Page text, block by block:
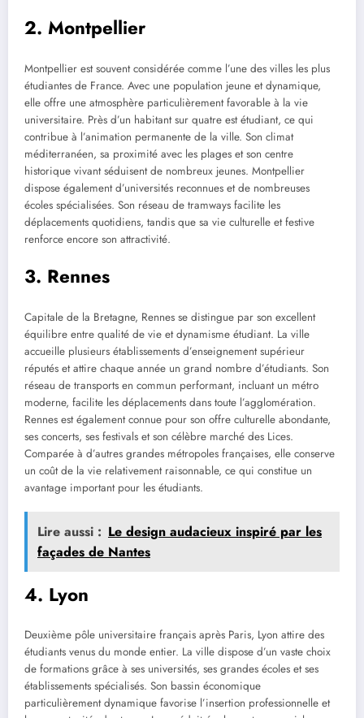
2. Montpellier
Montpellier est souvent considérée comme l’une des villes les plus
étudiantes de France. Avec une population jeune et dynamique,
elle offre une atmosphère particulièrement favorable à la vie
universitaire. Près d’un habitant sur quatre est étudiant, ce qui
contribue à l’animation permanente de la ville. Son climat
méditerranéen, sa proximité avec les plages et son centre
historique vivant séduisent de nombreux jeunes. Montpellier
dispose également d’universités reconnues et de nombreuses
écoles spécialisées. Son réseau de tramways facilite les
déplacements quotidiens, tandis que sa vie culturelle et festive
renforce encore son attractivité.
3. Rennes
Capitale de la Bretagne, Rennes se distingue par son excellent
équilibre entre qualité de vie et dynamisme étudiant. La ville
accueille plusieurs établissements d’enseignement supérieur
réputés et attire chaque année un grand nombre d’étudiants. Son
réseau de transports en commun performant, incluant un métro
moderne, facilite les déplacements dans toute l’agglomération.
Rennes est également connue pour son offre culturelle abondante,
ses concerts, ses festivals et son célèbre marché des Lices.
Comparée à d’autres grandes métropoles françaises, elle conserve
un coût de la vie relativement raisonnable, ce qui constitue un
avantage important pour les étudiants.
Lire aussi : Le design audacieux inspiré par les
façades de Nantes
4. Lyon
Deuxième pôle universitaire français après Paris, Lyon attire des
étudiants venus du monde entier. La ville dispose d’un vaste choix
de formations grâce à ses universités, ses grandes écoles et ses
établissements spécialisés. Son bassin économique
particulièrement dynamique favorise l’insertion professionnelle et